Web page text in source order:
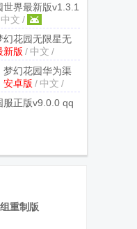
世界最新版v1.3.1
中文 /
幻花园无限星无
金币版v9.6.5 最
版
新版 / 中文 /
梦幻花园华为渠
道服最新版本
v9.0.0 安卓版
安卓版 / 中文 /
服正版v9.0.0 qq
重制版